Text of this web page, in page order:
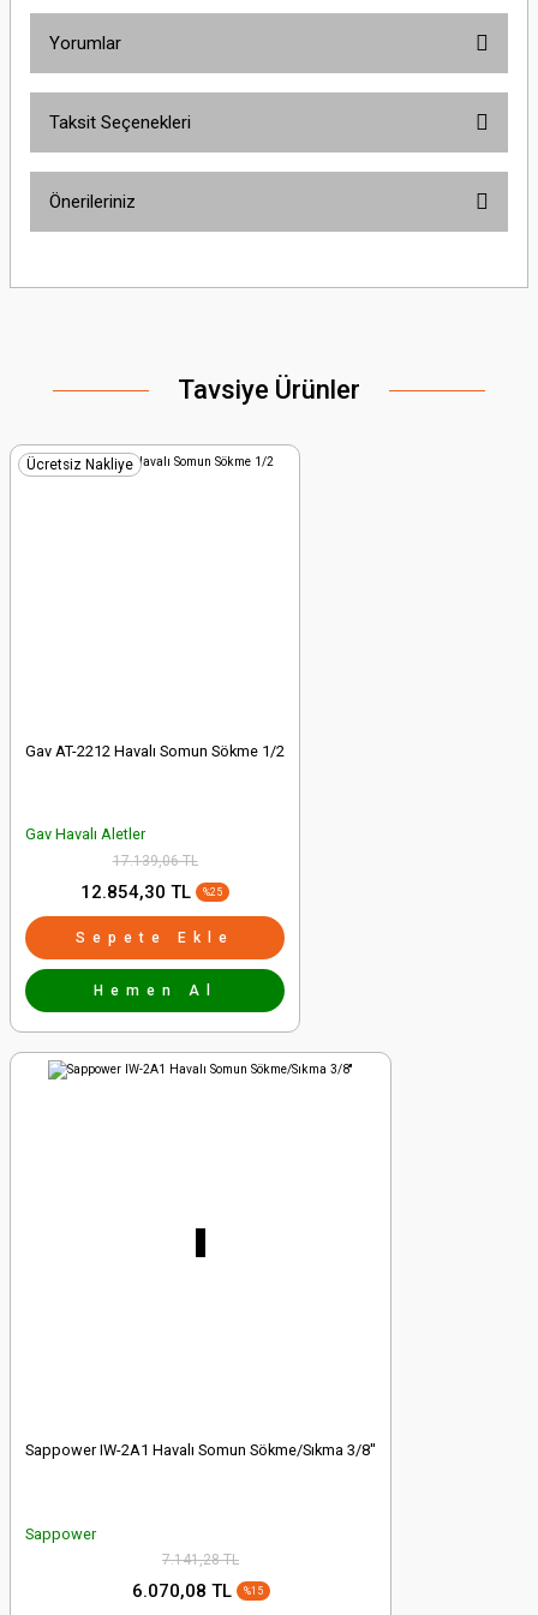
Yorumlar
Taksit Seçenekleri
Önerileriniz
yetersiz gördüğünüz noktaları öneri formunu kullanarak tarafımıza
Ürün resmi kalitesiz, bozuk veya görüntülenemiyor.
Ürün bilgilerinde hatalar bulunuyor.
Tavsiye Ürünler
Ücretsiz Nakliye
Gav AT-2212 Havalı Somun Sökme 1/2
Gav Havalı Aletler
17.139,06 TL
12.854,30 TL %25
Sepete Ekle
Hemen Al
Sappower IW-2A1 Havalı Somun Sökme/Sıkma 3/8''
Sappower
7.141,28 TL
6.070,08 TL %15